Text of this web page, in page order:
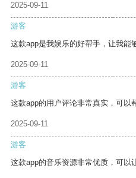
2025-09-11
游客
这款app是我娱乐的好帮手，让我能
2025-09-11
游客
这款app的用户评论非常真实，可以
2025-09-11
游客
这款app的音乐资源非常优质，可以